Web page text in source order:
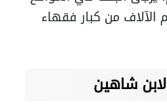
الآلاف من كبار فقهاء
شاهين